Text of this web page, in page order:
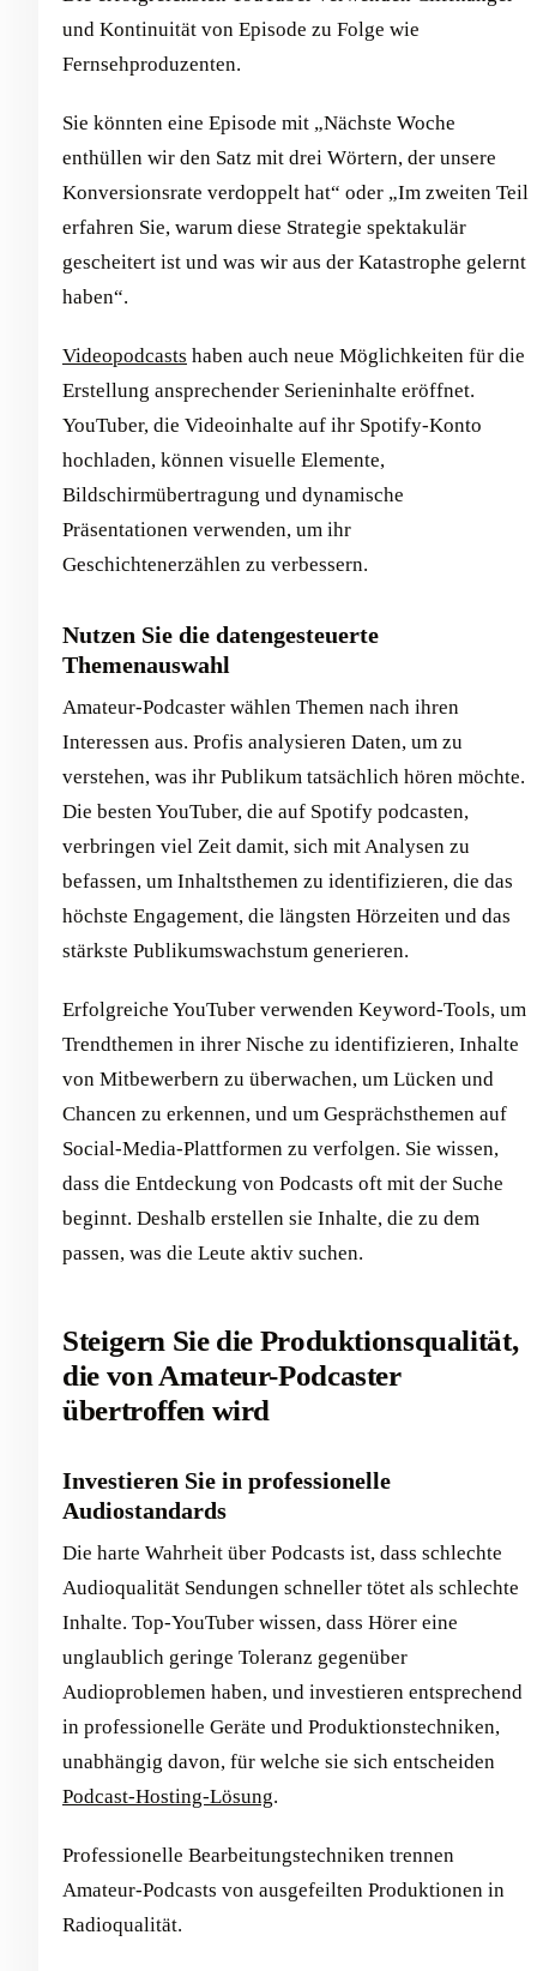
und Kontinuität von Episode zu Folge wie
Fernsehproduzenten.
Sie könnten eine Episode mit „Nächste Woche
enthüllen wir den Satz mit drei Wörtern, der unsere
Konversionsrate verdoppelt hat“ oder „Im zweiten Teil
erfahren Sie, warum diese Strategie spektakulär
gescheitert ist und was wir aus der Katastrophe gelernt
haben“.
Videopodcasts haben auch neue Möglichkeiten für die
Erstellung ansprechender Serieninhalte eröffnet.
YouTuber, die Videoinhalte auf ihr Spotify-Konto
hochladen, können visuelle Elemente,
Bildschirmübertragung und dynamische
Präsentationen verwenden, um ihr
Geschichtenerzählen zu verbessern.
Nutzen Sie die datengesteuerte
Themenauswahl
Amateur-Podcaster wählen Themen nach ihren
Interessen aus. Profis analysieren Daten, um zu
verstehen, was ihr Publikum tatsächlich hören möchte.
Die besten YouTuber, die auf Spotify podcasten,
verbringen viel Zeit damit, sich mit Analysen zu
befassen, um Inhaltsthemen zu identifizieren, die das
höchste Engagement, die längsten Hörzeiten und das
stärkste Publikumswachstum generieren.
Erfolgreiche YouTuber verwenden Keyword-Tools, um
Trendthemen in ihrer Nische zu identifizieren, Inhalte
von Mitbewerbern zu überwachen, um Lücken und
Chancen zu erkennen, und um Gesprächsthemen auf
Social-Media-Plattformen zu verfolgen. Sie wissen,
dass die Entdeckung von Podcasts oft mit der Suche
beginnt. Deshalb erstellen sie Inhalte, die zu dem
passen, was die Leute aktiv suchen.
Steigern Sie die Produktionsqualität,
die von Amateur-Podcaster
übertroffen wird
Investieren Sie in professionelle
Audiostandards
Die harte Wahrheit über Podcasts ist, dass schlechte
Audioqualität Sendungen schneller tötet als schlechte
Inhalte. Top-YouTuber wissen, dass Hörer eine
unglaublich geringe Toleranz gegenüber
Audioproblemen haben, und investieren entsprechend
in professionelle Geräte und Produktionstechniken,
unabhängig davon, für welche sie sich entscheiden
Podcast-Hosting-Lösung.
Professionelle Bearbeitungstechniken trennen
Amateur-Podcasts von ausgefeilten Produktionen in
Radioqualität.